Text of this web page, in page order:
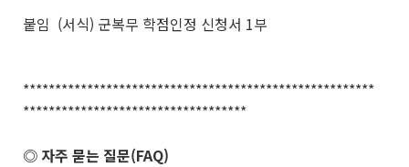
붙임 (서식) 군복무 학점인정 신청서 1부
*******************************************************
***********************************
◎ 자주 묻는 질문(FAQ)